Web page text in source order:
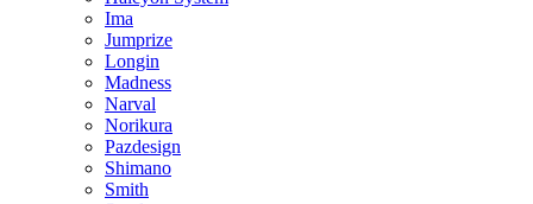
Ima
Jumprize
Longin
Madness
Narval
Norikura
Pazdesign
Shimano
Smith